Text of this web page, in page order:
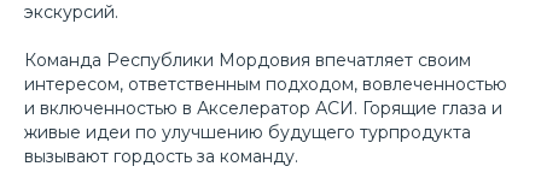
экскурсий.
Команда Республики Мордовия впечатляет своим
интересом, ответственным подходом, вовлеченностью
и включенностью в Акселератор АСИ. Горящие глаза и
живые идеи по улучшению будущего турпродукта
вызывают гордость за команду.